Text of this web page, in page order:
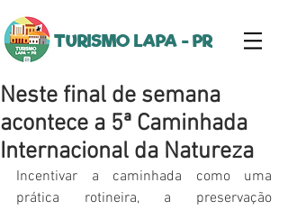
TURISMO LAPA - PR
Neste final de semana
acontece a 5ª Caminhada
Internacional da Natureza
Incentivar a caminhada como uma
prática rotineira, a preservação